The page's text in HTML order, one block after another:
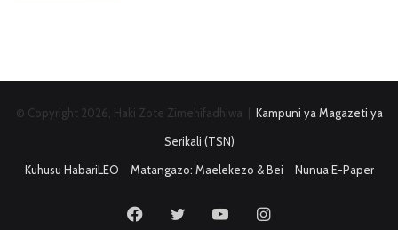
© Copyright 2026, Haki Zote Zimehifadhiwa | Kampuni ya Magazeti ya
Serikali (TSN)
Kuhusu HabariLEO
Matangazo: Maelekezo & Bei Nunua E-Paper
FacebookTwitter YouTubeInstagram